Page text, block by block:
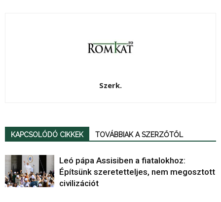
Szerk.
KAPCSOLÓDÓ CIKKEK TOVÁBBIAK A SZERZŐTŐL
Leó pápa Assisiben a fiatalokhoz:
Építsünk szeretetteljes, nem megosztott
civilizációt